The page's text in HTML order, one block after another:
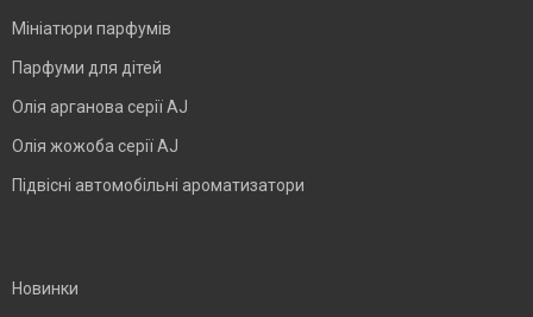
Мініатюри парфумів
Парфуми для дітей
Олія арганова серії AJ
Олія жожоба серії AJ
Підвісні автомобільні ароматизатори
Новинки